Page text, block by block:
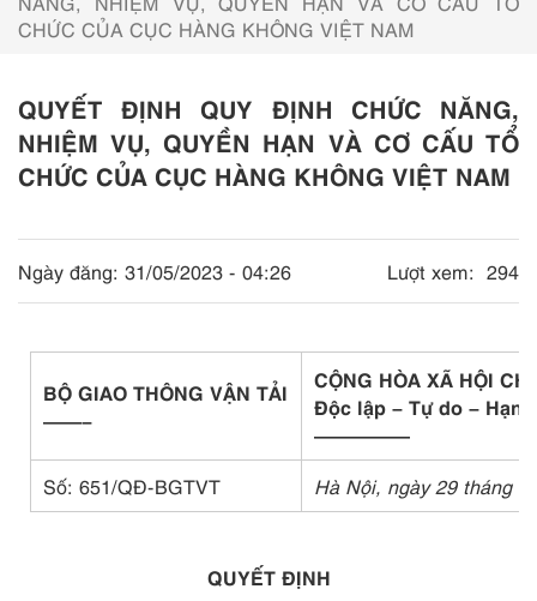
CHỨC CỦA CỤC HÀNG KHÔNG VIỆT NAM
QUYẾT ĐỊNH QUY ĐỊNH CHỨC NĂNG,
NHIỆM VỤ, QUYỀN HẠN VÀ CƠ CẤU TỔ
CHỨC CỦA CỤC HÀNG KHÔNG VIỆT NAM
Ngày đăng: 31/05/2023 - 04:26 Lượt xem: 294
BỘ GIAO THÔNG VẬN TẢI
——–
CỘNG HÒA XÃ HỘI
Độc lập – Tự do –
—————
Số: 651/QĐ-BGTVT
Hà Nội, ngày 29 tháng
QUYẾT ĐỊNH